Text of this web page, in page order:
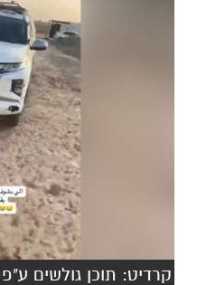
קרדיט: תוכן גולשים ע"פ
שוטרי תחנת עיירות
האחרונה צעיר תושב
שגרם נזק לניידת